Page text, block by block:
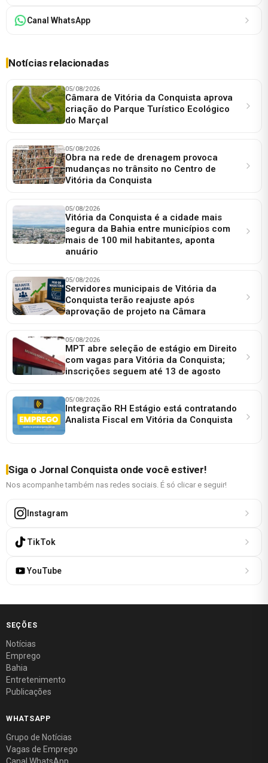
Canal WhatsApp
Notícias relacionadas
05/08/2026
Câmara de Vitória da Conquista aprova
criação do Parque Turístico Ecológico
do Marçal
05/08/2026
Obra na rede de drenagem provoca
mudanças no trânsito no Centro de
Vitória da Conquista
05/08/2026
Vitória da Conquista é a cidade mais
segura da Bahia entre municípios com
mais de 100 mil habitantes, aponta
anuário
05/08/2026
Servidores municipais de Vitória da
Conquista terão reajuste após
aprovação de projeto na Câmara
05/08/2026
MPT abre seleção de estágio em Direito
com vagas para Vitória da Conquista;
inscrições seguem até 13 de agosto
05/08/2026
Integração RH Estágio está contratando
Analista Fiscal em Vitória da Conquista
Siga o Jornal Conquista onde você estiver!
Nos acompanhe também nas redes sociais. É só clicar e seguir!
Instagram
TikTok
YouTube
SEÇÕES
Notícias
Emprego
Bahia
Entretenimento
Publicações
WHATSAPP
Grupo de Notícias
Vagas de Emprego
Canal WhatsApp